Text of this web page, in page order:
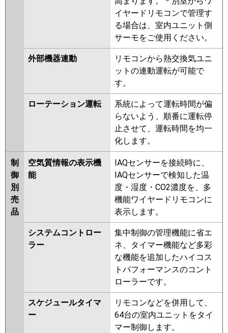
イヤードリモコンで管理す
る場合は、室内ユニット側
サーモをご使用ください。
外部機器連動
リモコンから熱交換気ユニ
ットの連動運転が可能で
す。
ローテーション運転
系統によって運転時間が偏
らないよう、順番に運転停
止させて、運転時間を均一
化します。
制
御
別
売
品
空気質情報の表示機
能
IAQセンサーを接続時に、
IAQセンサーで検知した温
度・湿度・CO2濃度を、多
機能ワイヤードリモコンに
表示します。
システムコントロー
ラー
集中制御の管理機能に省エ
ネ、タイマー機能など多彩
な機能を追加したハイコス
トパフォーマンスのコント
ローラーです。
スケジュールタイマ
ー
リモコンなどを併用して、
64台の室内ユニットをタイ
マー制御します。